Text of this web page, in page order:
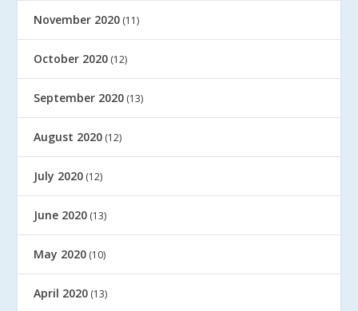
November 2020 (11)
October 2020 (12)
September 2020 (13)
August 2020 (12)
July 2020 (12)
June 2020 (13)
May 2020 (10)
April 2020 (13)